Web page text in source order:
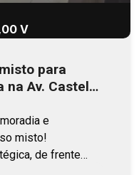
V
para
na Av. Castelo
e
misto!
de frente